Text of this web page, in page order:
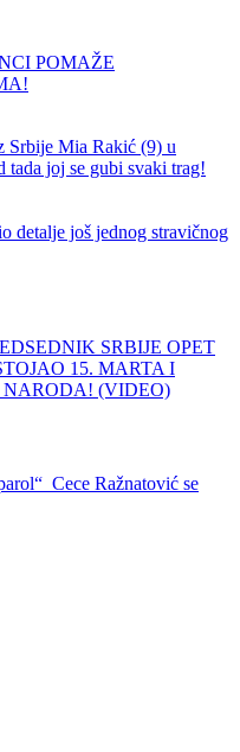
POMAŽE
Srbije Mia Rakić (9) u
joj se gubi svaki trag!
detalje još jednog stravičnog
SRBIJE OPET
15. MARTA I
NARODA! (VIDEO)
Cece Ražnatović se